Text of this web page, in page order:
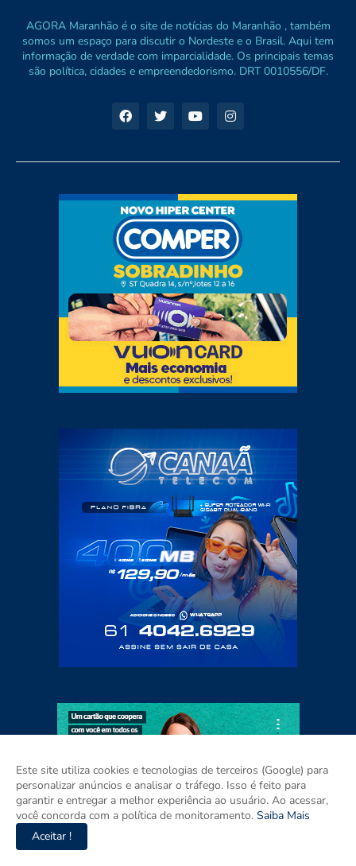
AGORA Maranhão é o site de notícias do Maranhão , também
somos um espaço para discutir o Nordeste e o Brasil. Aqui tem
informação de verdade com imparcialidade. Os principais temas
são política, cidades e empreendedorismo. DRT 0010556/DF.
Este site utiliza cookies e tecnologias de terceiros (Google) para
personalizar anúncios e analisar o tráfego. Isso é feito para
garantir e entregar a melhor experiência ao usuário. Ao acessar,
você concorda com a política de monitoramento. Saiba Mais
Aceitar !